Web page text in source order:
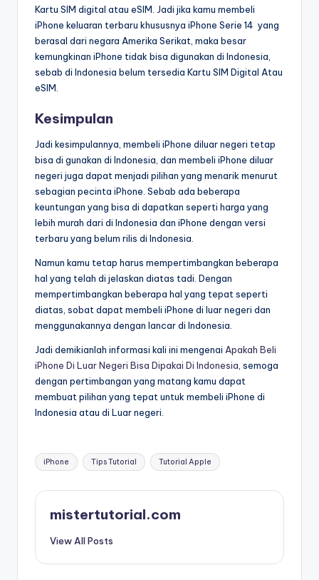
Kartu SIM digital atau eSIM. Jadi jika kamu membeli
iPhone keluaran terbaru khususnya iPhone Serie 14 yang
berasal dari negara Amerika Serikat, maka besar
kemungkinan iPhone tidak bisa digunakan di Indonesia,
sebab di Indonesia belum tersedia Kartu SIM Digital Atau
eSIM.
Kesimpulan
Jadi kesimpulannya, membeli iPhone diluar negeri tetap
bisa di gunakan di Indonesia, dan membeli iPhone diluar
negeri juga dapat menjadi pilihan yang menarik menurut
sebagian pecinta iPhone. Sebab ada beberapa
keuntungan yang bisa di dapatkan seperti harga yang
lebih murah dari di Indonesia dan iPhone dengan versi
terbaru yang belum rilis di Indonesia.
Namun kamu tetap harus mempertimbangkan beberapa
hal yang telah di jelaskan diatas tadi. Dengan
mempertimbangkan beberapa hal yang tepat seperti
diatas, sobat dapat membeli iPhone di luar negeri dan
menggunakannya dengan lancar di Indonesia.
Jadi demikianlah informasi kali ini mengenai Apakah Beli
iPhone Di Luar Negeri Bisa Dipakai Di Indonesia , semoga
dengan pertimbangan yang matang kamu dapat
membuat pilihan yang tepat untuk membeli iPhone di
Indonesia atau di Luar negeri.
Tags:
iPhone Tips Tutorial Tutorial Apple
mistertutorial.com
View All Posts